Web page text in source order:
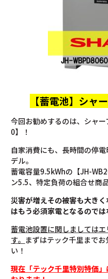
【蓄電池】 シャ
今回お勧めするのは、シャ
0】！
自家消費にも、長時間の停
デル。
蓄電容量9.5kWhの【JH-
ン5.5、特定負荷の組合せ商
災害が増えその被害も大き
はもう必須家電となるのでは
蓄電池設置に関しましては
す。 まずはテック千里まで
い！
現在「テック千里特別特価